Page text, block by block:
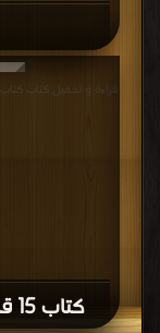
كتاب 15 قانوناً لا يقدر بثمن للنمو PDF
قراءة و تحميل كتاب كتاب 15 قانوناً لا يقدر بثمن للنمو PDF مجانا | مكتبة >